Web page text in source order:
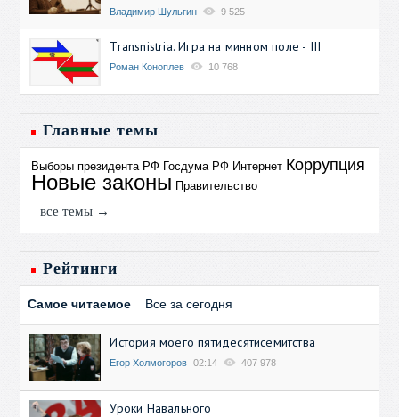
Владимир Шульгин 9 525
Transnistria. Игра на минном поле - III
Роман Коноплев 10 768
Главные темы
Выборы президента РФ Госдума РФ Интернет Коррупция
Новые законы Правительство
все темы →
Рейтинги
Самое читаемое Все за сегодня
История моего пятидесятисемитства
Егор Холмогоров 02:14 407 978
Уроки Навального